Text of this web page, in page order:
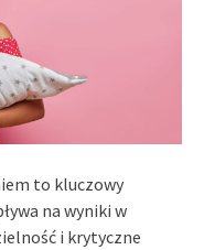
to kluczowy
na wyniki w
i krytyczne